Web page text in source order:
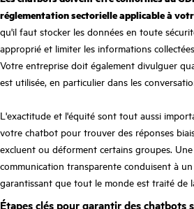
réglementation sectorielle applicable à
qu'il faut stocker les données en toute
approprié et limiter les informations
Votre entreprise doit également divulguer
est utilisée, en particulier dans les
L'exactitude et l'équité sont tout aussi
votre chatbot pour trouver des réponses
excluent ou déforment certains groupes.
communication transparente conduisent à
garantissant que tout le monde est traité de
Étapes clés pour garantir des chatbots